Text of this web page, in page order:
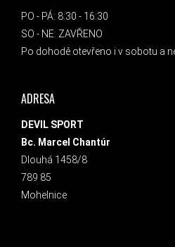
PO - PÁ: 8:30 - 16:30
SO - NE: ZAVŘENO
Po dohodě otevřeno i v sobotu a
ADRESA
DEVIL SPORT
Bc. Marcel Chantúr
Dlouhá 1458/8
789 85
Mohelnice